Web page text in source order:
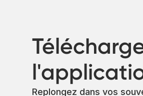
Replongez dans vos